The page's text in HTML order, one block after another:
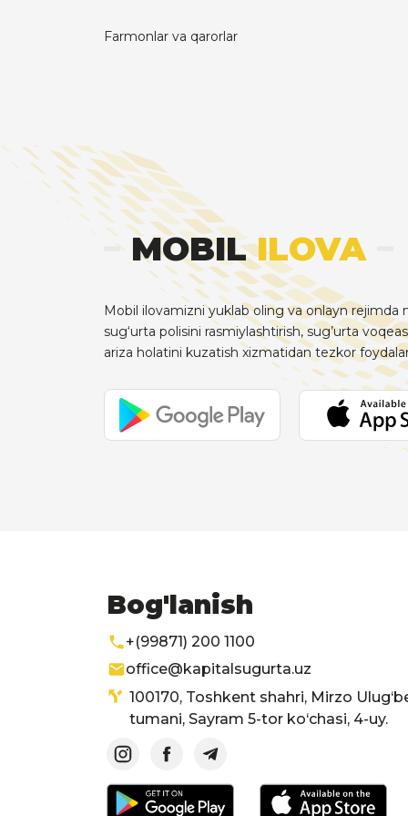
Farmonlar va qarorlar
MOBILILOVA
Mobil ilovamizni yuklab oling va onlayn rejimda
sug‘urta polisini rasmiylashtirish, sug’urta
ariza holatini kuzatish xizmatidan tezkor
Bog'lanish
+(99871) 200 1100
office@kapitalsugurta.uz
100170, Toshkent shahri, Mirzo
tumani, Sayram 5-tor ko‘chasi, 4-uy.